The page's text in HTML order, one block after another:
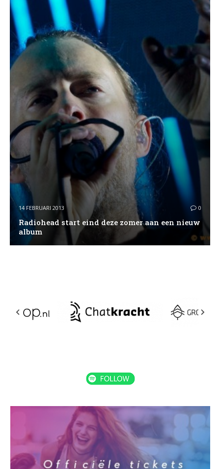
14 FEBRUARI 2013 0
Radiohead start eind deze zomer aan een nieuw
album